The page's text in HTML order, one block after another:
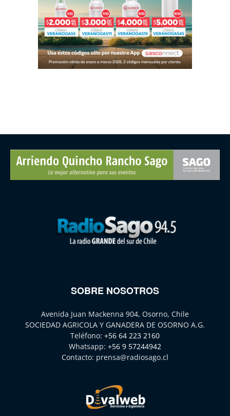
SOBRE NOSOTROS
Avenida Juan Mackenna 904, Osorno, Chile
SOCIEDAD AGRICOLA Y GANADERA DE OSORNO A.G.
Teléfono: +56 64 223 2160
Whatsapp: +56 9 57244942
Contacto: prensa@radiosago.cl